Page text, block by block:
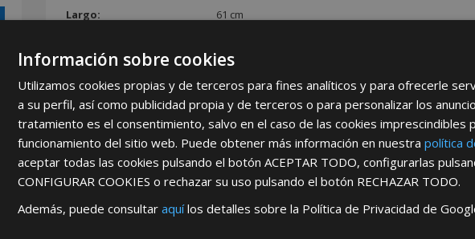
Largo:
61 cm
REGÍSTRATE PARA HACERTE
Desdeaquípodrá ver todas las
Rellene este formulario y nos pondremos en contacto
Información sobre cookies
Utilizamos cookies propias y de terceros para fines analíticos y para ofrecerle
a su perfil, así como publicidad propia y de terceros o para personalizar los
tratamiento es el consentimiento, salvo en el caso de las cookies imprescindibles
funcionamiento del sitio web. Puede obtener más información en nuestra política
aceptar todas las cookies pulsando el botón ACEPTAR TODO, configurarlas
CONFIGURAR COOKIES o rechazar su uso pulsando el botón RECHAZAR TODO.
Además, puede consultar aquílos detalles sobre la Política de Privacidad de